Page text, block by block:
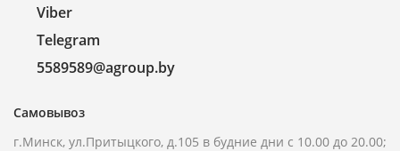
Viber
Telegram
5589589@agroup.by
Самовывоз
г.Минск, ул.Притыцкого, д.105 в будние дни с 10.00 до 20.00;